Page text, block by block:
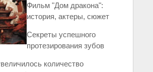
Фильм "Дом дракона":
история, актеры, сюжет
Секреты успешного
протезирования зубов
количество